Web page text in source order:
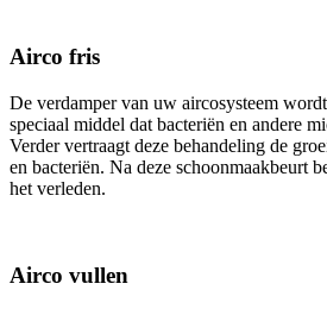
Airco fris
De verdamper van uw aircosysteem
speciaal middel dat bacteriën en andere
Verder vertraagt deze behandeling de
en bacteriën. Na deze schoonmaakbeurt
het verleden.
Airco vullen